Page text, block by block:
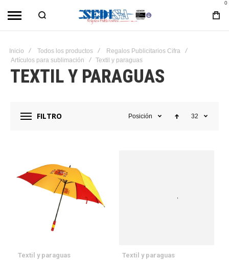
0
Inicio Todos los productos
Regalos Publicitarios Cifra
Artículos para sublimación
Textil y paraguas
TEXTIL Y PARAGUAS
FILTRO Posición 32
Textil y paraguas Textil y paraguas